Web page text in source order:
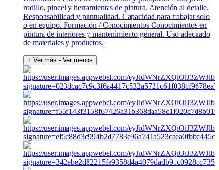
rodillo, pincel y herramientas de pintura. Atención al detalle.
Responsabilidad y puntualidad. Capacidad para trabajar solo
o en equipo. Formación / Conocimientos Conocimientos en
pintura de interiores y mantenimiento general. Uso adecuado
de materiales y productos.
+ Ver más - Ver menos